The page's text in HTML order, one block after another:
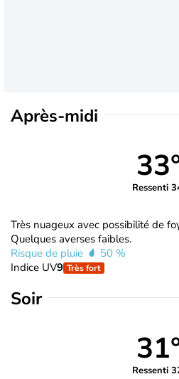
Après-midi
Ressenti
Très nuageux avec possibilité de
Quelques averses faibles.
Risque de pluie
50 %
Indice UV9 Très fort
Soir
Ressenti